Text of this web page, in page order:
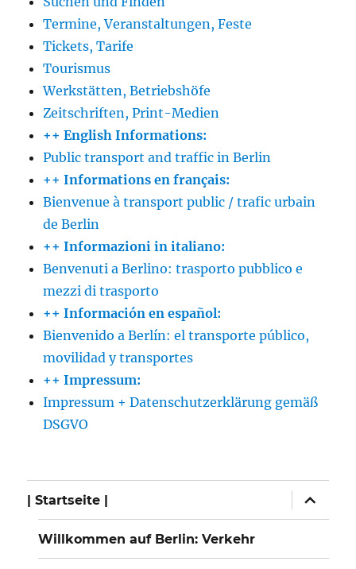
Termine, Veranstaltungen, Feste
Tickets, Tarife
Tourismus
Werkstätten, Betriebshöfe
Zeitschriften, Print-Medien
++ English Informations:
Public transport and traffic in Berlin
++ Informations en français:
Bienvenue à transport public / trafic urbain
de Berlin
++ Informazioni in italiano:
Benvenuti a Berlino: trasporto pubblico e
mezzi di trasporto
++ Información en español:
Bienvenido a Berlín: el transporte público,
movilidad y transportes
++ Impressum:
Impressum + Datenschutzerklärung gemäß
DSGVO
| Startseite |
anzeigen
anzeigen
Willkommen auf Berlin: Verkehr